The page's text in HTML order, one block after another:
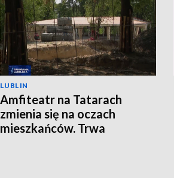
LUBLIN
Amfiteatr na Tatarach
zmienia się na oczach
mieszkańców. Trwa